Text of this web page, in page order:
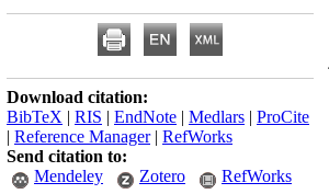
Download citation:
BibTeX | RIS | EndNote | Medlars | ProCite
| Reference Manager| RefWorks
Send citation to:
Mendeley
Zotero RefWorks